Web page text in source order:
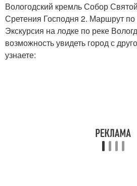
Вологодский кремль Собор
Сретения Господня 2. Маршрут по
Экскурсия на лодке по реке
возможность увидеть город с
узнаете: